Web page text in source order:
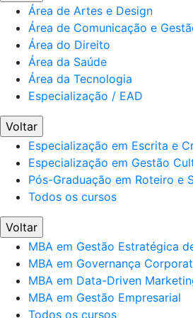
Área de Artes e Design
Área de Comunicação e
Área do Direito
Área da Saúde
Área da Tecnologia
Especialização / EAD
Voltar
Especialização em Escrita e
Especialização em Gestão
Pós-Graduação em Roteiro
Todos os cursos
Voltar
MBA em Gestão Estratégica
MBA em Governança
MBA em Data-Driven
MBA em Gestão Empresarial
Todos os cursos